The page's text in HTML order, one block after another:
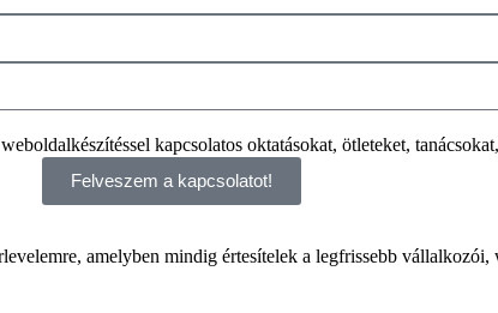
kapcsolatos oktatásokat, ötleteket,
Felveszem a kapcsolatot!
amelyben mindig értesítelek a legfrissebb